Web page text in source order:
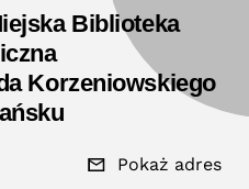
Biblioteka
Korzeniowskiego
Pokaż adres